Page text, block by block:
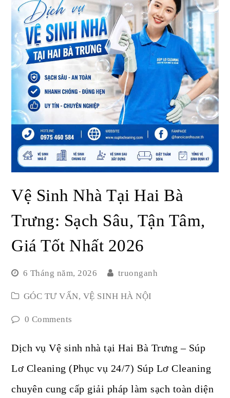
Vệ Sinh Nhà Tại Hai Bà
Trưng: Sạch Sâu, Tận Tâm,
Giá Tốt Nhất 2026
6 Tháng năm, 2026 truonganh
GÓC TƯ VẤN, VỆ SINH HÀ NỘI
0 Comments
Dịch vụ Vệ sinh nhà tại Hai Bà Trưng – Súp
Lơ Cleaning (Phục vụ 24/7) Súp Lơ Cleaning
chuyên cung cấp giải pháp làm sạch toàn diện